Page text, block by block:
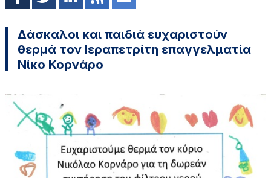
Δάσκαλοι και παιδιά ευχαριστούν
θερμά τον Ιεραπετρίτη επαγγελματία
Νίκο Κορνάρο